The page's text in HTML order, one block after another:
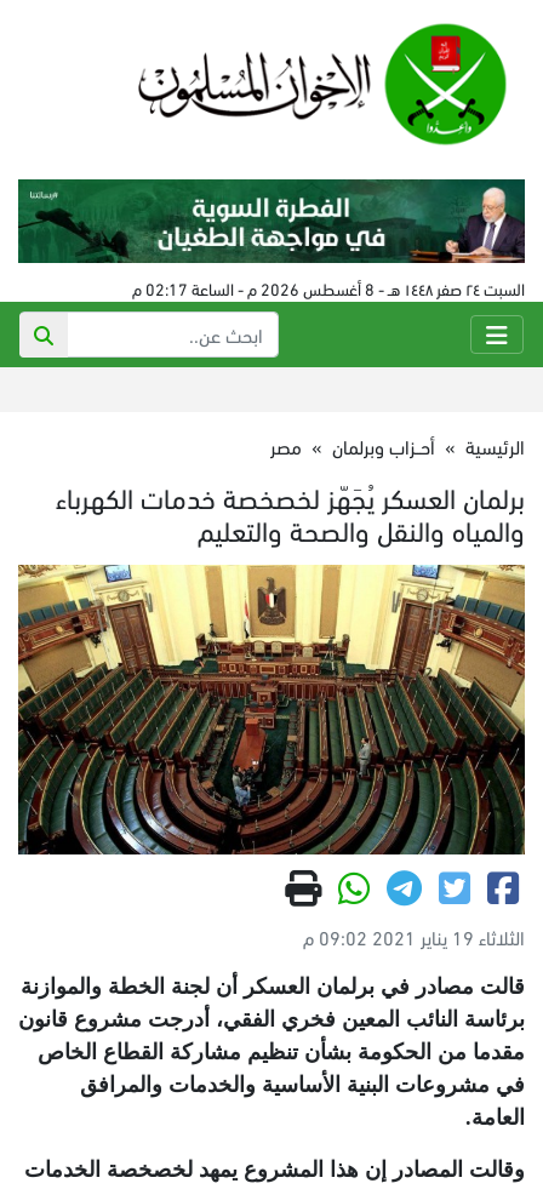
السبت ٢٤ صفر ١٤٤٨ هـ - 8 أغسطس 2026 م - الساعة 02:17 م
الرئيسية » أحــزاب وبرلمان » مصر
برلمان العسكر يُجَهّز لخصخصة خدمات الكهرباء
والمياه والنقل والصحة والتعليم
الثلاثاء 19 يناير 2021 09:02 م
قالت مصادر في برلمان العسكر أن لجنة الخطة والموازنة
برئاسة النائب المعين فخري الفقي، أدرجت مشروع قانون
مقدما من الحكومة بشأن تنظيم مشاركة القطاع الخاص
في مشروعات البنية الأساسية والخدمات والمرافق
العامة.
وقالت المصادر إن هذا المشروع يمهد لخصخصة الخدمات